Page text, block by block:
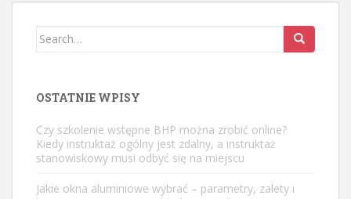
Search
OSTATNIE WPISY
Czy szkolenie wstępne BHP można zrobić online?
Kiedy instruktaż ogólny jest zdalny, a instruktaż
stanowiskowy musi odbyć się na miejscu
Jakie okna aluminiowe wybrać – parametry, zalety i